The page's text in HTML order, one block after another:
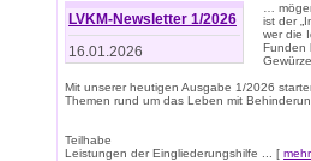
LVKM-Newsletter 1/2026
16.01.2026
…
ist der
wer die
Funden
Mit unserer heutigen Ausgabe 1/2026
Themen rund um das Leben mit
Teilhabe
Leistungen der Eingliederungshilfe ... [ mehr